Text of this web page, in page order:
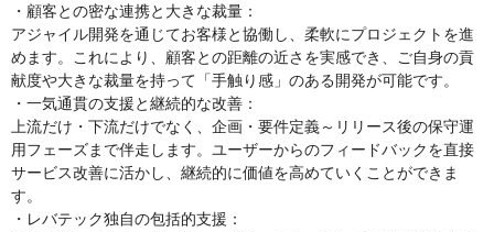
・顧客との密な連携と大きな裁量：
アジャイル開発を通じてお客様と協働し、柔軟にプロジェクトを進
めます。これにより、顧客との距離の近さを実感でき、ご自身の貢
献度や大きな裁量を持って「手触り感」のある開発が可能です。
・一気通貫の支援と継続的な改善：
上流だけ・下流だけでなく、企画・要件定義～リリース後の保守運
用フェーズまで伴走します。ユーザーからのフィードバックを直接
サービス改善に活かし、継続的に価値を高めていくことができま
す。
・レバテック独自の包括的支援：